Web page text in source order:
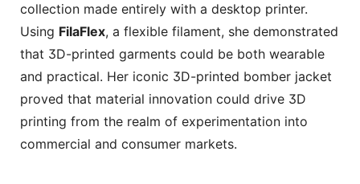
collection made entirely with a desktop printer.
Using FilaFlex, a flexible filament, she demonstrated
that 3D-printed garments could be both wearable
and practical. Her iconic 3D-printed bomber jacket
proved that material innovation could drive 3D
printing from the realm of experimentation into
commercial and consumer markets.